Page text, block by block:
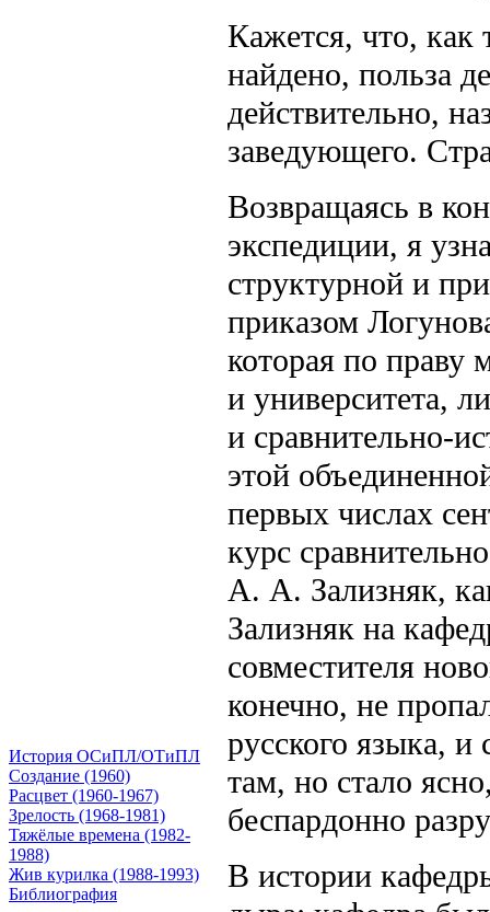
История ОСиПЛ/ОТиПЛ
Создание (1960)
Расцвет (1960-1967)
Зрелость (1968-1981)
Тяжёлые времена (1982-
1988)
Жив курилка (1988-1993)
Библиография
Кажется, что, как
найдено, польза
действительно,
заведующего.
Возвращаясь в
экспедиции, я
структурной и
приказом
которая по праву
и университета,
и сравнительно-
этой
первых числах
курс
А. А. Зализняк,
Зализняк на
совместителя
конечно, не
русского языка,
там, но стало
беспардонно
В истории